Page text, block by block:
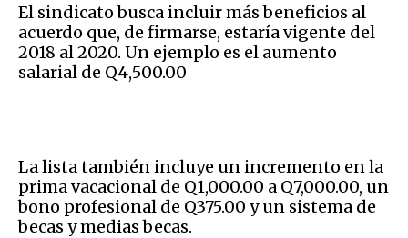
El sindicato busca incluir más beneficios al
acuerdo que, de firmarse, estaría vigente del
2018 al 2020. Un ejemplo es el aumento
salarial de Q4,500.00
La lista también incluye un incremento en la
prima vacacional de Q1,000.00 a Q7,000.00, un
bono profesional de Q375.00 y un sistema de
becas y medias becas.